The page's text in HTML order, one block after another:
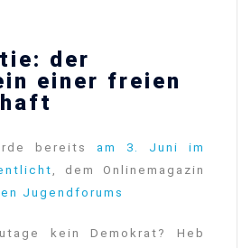
der
einer freien
bereits am 3. Juni im
, dem Onlinemagazin
Jugendforums
kein Demokrat? Heb